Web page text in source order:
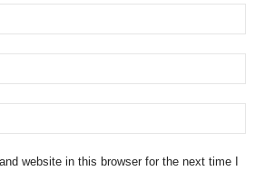
website in this browser for the next time I